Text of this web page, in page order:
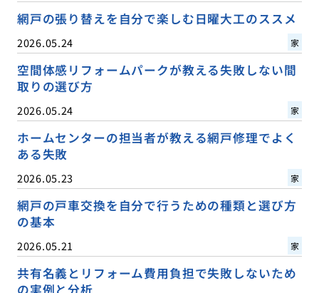
網戸の張り替えを自分で楽しむ日曜大工のススメ
2026.05.24 家
空間体感リフォームパークが教える失敗しない間
取りの選び方
2026.05.24 家
ホームセンターの担当者が教える網戸修理でよく
ある失敗
2026.05.23 家
網戸の戸車交換を自分で行うための種類と選び方
の基本
2026.05.21 家
共有名義とリフォーム費用負担で失敗しないため
の実例と分析